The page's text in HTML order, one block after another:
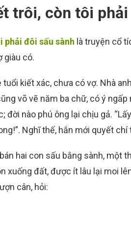
trôi, còn tôi
đôi sấu sành là truyện cổ
giàu có.
kiết xác, chưa có vợ. Nhà
võ vẽ năm ba chữ, có ý
đời nào phú ông lại chịu gả.
Nghĩ thế, hắn mới quyết
hai con sấu bằng sành, một
xuống đất, được ít lâu lại moi
cân, hỏi: